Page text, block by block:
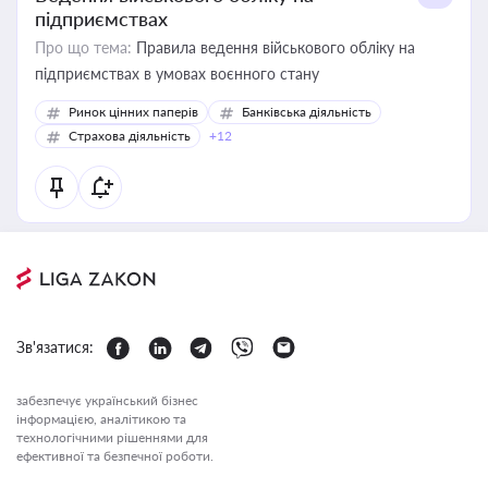
підприємствах
Про що тема: Правила ведення військового обліку на
підприємствах в умовах воєнного стану
Ринок цінних паперів
Банківська діяльність
Страхова діяльність
+12
Зв'язатися:
забезпечує український бізнес
інформацією, аналітикою та
технологічними рішеннями для
ефективної та безпечної роботи.